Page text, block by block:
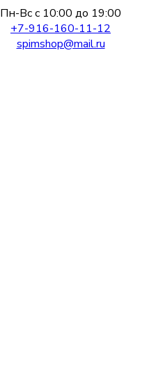
Пн-Вс с 10:00 до 19:00
+7-916-160-11-12
spimshop@mail.ru